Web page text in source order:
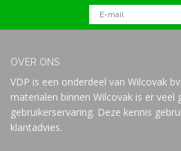
OVER ONS
VDP is een onderdeel van Wilcovak
materialen binnen Wilcovak is er veel
gebruikerservaring. Deze kennis
klantadvies.